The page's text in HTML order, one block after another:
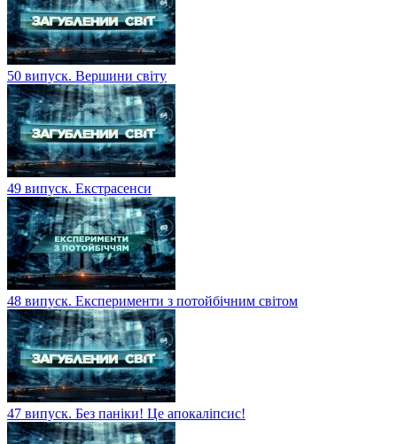
50 випуск. Вершини світу
49 випуск. Екстрасенси
48 випуск. Експерименти з потойбічним світом
47 випуск. Без паніки! Це апокаліпсис!